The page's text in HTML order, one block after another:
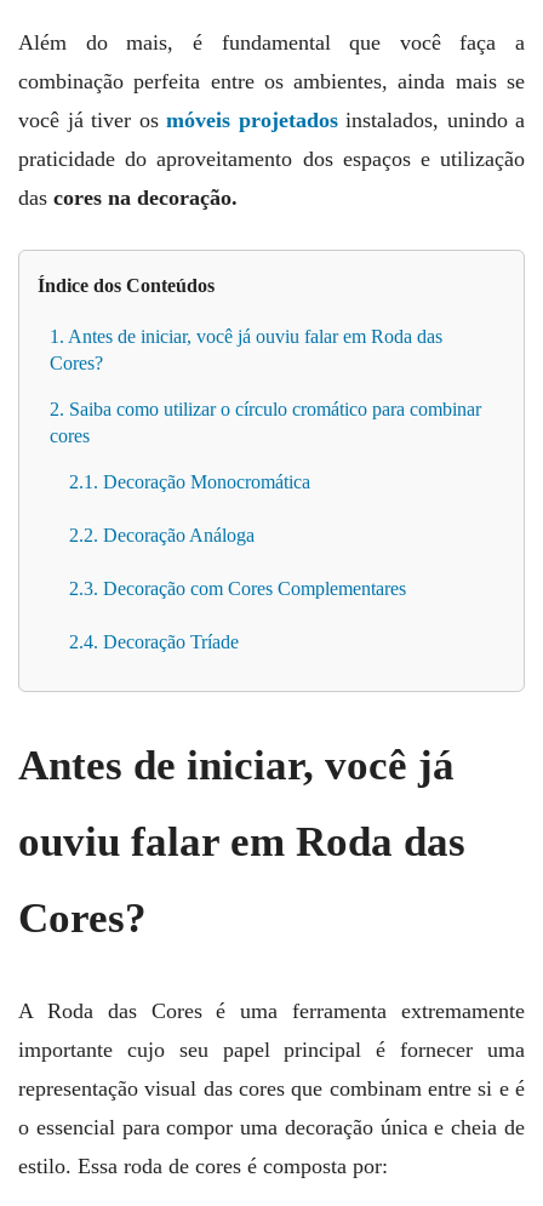
Além do mais, é fundamental que você faça a
combinação perfeita entre os ambientes, ainda mais se
você já tiver os móveis projetados instalados, unindo a
praticidade do aproveitamento dos espaços e utilização
das cores na decoração.
Índice dos Conteúdos
1. Antes de iniciar, você já ouviu falar em Roda das
Cores?
2. Saiba como utilizar o círculo cromático para combinar
cores
2.1. Decoração Monocromática
2.2. Decoração Análoga
2.3. Decoração com Cores Complementares
2.4. Decoração Tríade
Antes de iniciar, você já
ouviu falar em Roda das
Cores?
A Roda das Cores é uma ferramenta extremamente
importante cujo seu papel principal é fornecer uma
representação visual das cores que combinam entre si e é
o essencial para compor uma decoração única e cheia de
estilo. Essa roda de cores é composta por: